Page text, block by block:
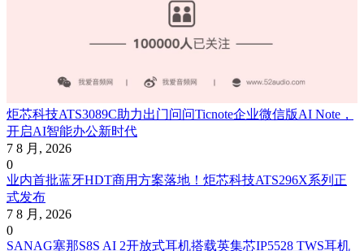
炬芯科技ATS3089C助力出门问问Ticnote企业微信版AI Note，
开启AI智能办公新时代
7 8 月, 2026
0
业内首批蓝牙HDT商用方案落地！炬芯科技ATS296X系列正
式发布
7 8 月, 2026
0
SANAG塞那S8S AI 2开放式耳机搭载英集芯IP5528 TWS耳机